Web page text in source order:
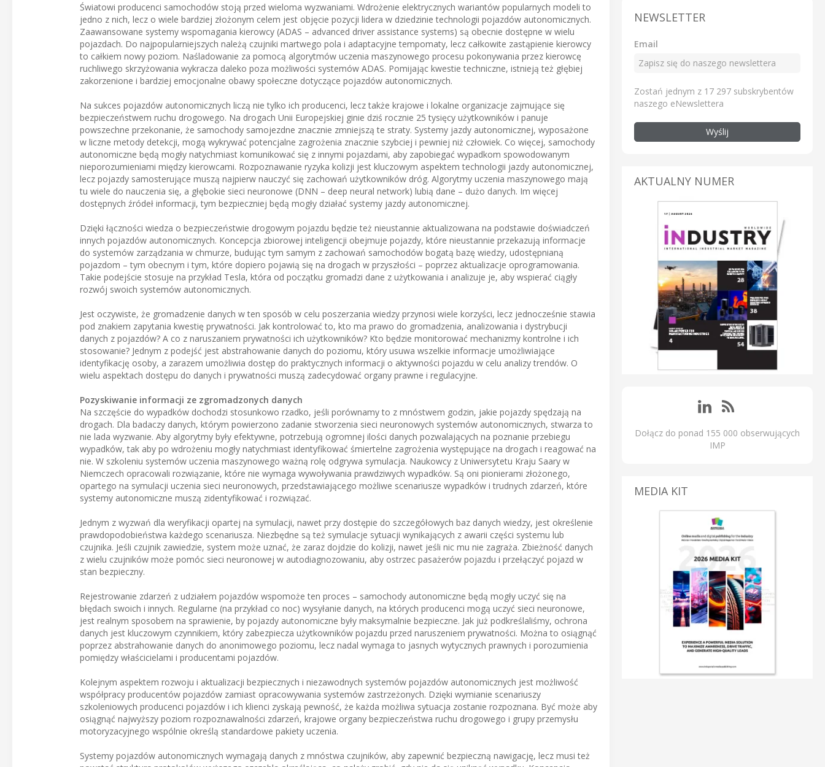
Światowi producenci samochodów stoją przed wieloma wyzwaniami. Wdrożenie elektrycznych wariantów popularnych modeli to
jedno z nich, lecz o wiele bardziej złożonym celem jest objęcie pozycji lidera w dziedzinie technologii pojazdów autonomicznych.
Zaawansowane systemy wspomagania kierowcy (ADAS – advanced driver assistance systems) są obecnie dostępne w wielu
pojazdach. Do najpopularniejszych należą czujniki martwego pola i adaptacyjne tempomaty, lecz całkowite zastąpienie kierowcy
to całkiem nowy poziom. Naśladowanie za pomocą algorytmów uczenia maszynowego procesu pokonywania przez kierowcę
ruchliwego skrzyżowania wykracza daleko poza możliwości systemów ADAS. Pomijając kwestie techniczne, istnieją też głębiej
zakorzenione i bardziej emocjonalne obawy społeczne dotyczące pojazdów autonomicznych.
Na sukces pojazdów autonomicznych liczą nie tylko ich producenci, lecz także krajowe i lokalne organizacje zajmujące się
bezpieczeństwem ruchu drogowego. Na drogach Unii Europejskiej ginie dziś rocznie 25 tysięcy użytkowników i panuje
powszechne przekonanie, że samochody samojezdne znacznie zmniejszą te straty. Systemy jazdy autonomicznej, wyposażone
w liczne metody detekcji, mogą wykrywać potencjalne zagrożenia znacznie szybciej i pewniej niż człowiek. Co więcej, samochody
autonomiczne będą mogły natychmiast komunikować się z innymi pojazdami, aby zapobiegać wypadkom spowodowanym
nieporozumieniami między kierowcami. Rozpoznawanie ryzyka kolizji jest kluczowym aspektem technologii jazdy autonomicznej,
lecz pojazdy samosterujące muszą najpierw nauczyć się zachowań użytkowników dróg. Algorytmy uczenia maszynowego mają
tu wiele do nauczenia się, a głębokie sieci neuronowe (DNN – deep neural network) lubią dane – dużo danych. Im więcej
dostępnych źródeł informacji, tym bezpieczniej będą mogły działać systemy jazdy autonomicznej.
Dzięki łączności wiedza o bezpieczeństwie drogowym pojazdu będzie też nieustannie aktualizowana na podstawie doświadczeń
innych pojazdów autonomicznych. Koncepcja zbiorowej inteligencji obejmuje pojazdy, które nieustannie przekazują informacje
do systemów zarządzania w chmurze, budując tym samym z zachowań samochodów bogatą bazę wiedzy, udostępnianą
pojazdom – tym obecnym i tym, które dopiero pojawią się na drogach w przyszłości – poprzez aktualizacje oprogramowania.
Takie podejście stosuje na przykład Tesla, która od początku gromadzi dane z użytkowania i analizuje je, aby wspierać ciągły
rozwój swoich systemów autonomicznych.
Jest oczywiste, że gromadzenie danych w ten sposób w celu poszerzania wiedzy przynosi wiele korzyści, lecz jednocześnie stawia
pod znakiem zapytania kwestię prywatności. Jak kontrolować to, kto ma prawo do gromadzenia, analizowania i dystrybucji
danych z pojazdów? A co z naruszaniem prywatności ich użytkowników? Kto będzie monitorować mechanizmy kontrolne i ich
stosowanie? Jednym z podejść jest abstrahowanie danych do poziomu, który usuwa wszelkie informacje umożliwiające
identyfikację osoby, a zarazem umożliwia dostęp do praktycznych informacji o aktywności pojazdu w celu analizy trendów. O
wielu aspektach dostępu do danych i prywatności muszą zadecydować organy prawne i regulacyjne.
Pozyskiwanie informacji ze zgromadzonych danych
Na szczęście do wypadków dochodzi stosunkowo rzadko, jeśli porównamy to z mnóstwem godzin, jakie pojazdy spędzają na
drogach. Dla badaczy danych, którym powierzono zadanie stworzenia sieci neuronowych systemów autonomicznych, stwarza to
nie lada wyzwanie. Aby algorytmy były efektywne, potrzebują ogromnej ilości danych pozwalających na poznanie przebiegu
wypadków, tak aby po wdrożeniu mogły natychmiast identyfikować śmiertelne zagrożenia występujące na drogach i reagować na
nie. W szkoleniu systemów uczenia maszynowego ważną rolę odgrywa symulacja. Naukowcy z Uniwersytetu Kraju Saary w
Niemczech opracowali rozwiązanie, które nie wymaga wywoływania prawdziwych wypadków. Są oni pionierami złożonego,
opartego na symulacji uczenia sieci neuronowych, przedstawiającego możliwe scenariusze wypadków i trudnych zdarzeń, które
systemy autonomiczne muszą zidentyfikować i rozwiązać.
Jednym z wyzwań dla weryfikacji opartej na symulacji, nawet przy dostępie do szczegółowych baz danych wiedzy, jest określenie
prawdopodobieństwa każdego scenariusza. Niezbędne są też symulacje sytuacji wynikających z awarii części systemu lub
czujnika. Jeśli czujnik zawiedzie, system może uznać, że zaraz dojdzie do kolizji, nawet jeśli nic mu nie zagraża. Zbieżność danych
z wielu czujników może pomóc sieci neuronowej w autodiagnozowaniu, aby ostrzec pasażerów pojazdu i przełączyć pojazd w
stan bezpieczny.
Rejestrowanie zdarzeń z udziałem pojazdów wspomoże ten proces – samochody autonomiczne będą mogły uczyć się na
błędach swoich i innych. Regularne (na przykład co noc) wysyłanie danych, na których producenci mogą uczyć sieci neuronowe,
jest realnym sposobem na sprawienie, by pojazdy autonomiczne były maksymalnie bezpieczne. Jak już podkreślaliśmy, ochrona
danych jest kluczowym czynnikiem, który zabezpiecza użytkowników pojazdu przed naruszeniem prywatności. Można to osiągnąć
poprzez abstrahowanie danych do anonimowego poziomu, lecz nadal wymaga to jasnych wytycznych prawnych i porozumienia
pomiędzy właścicielami i producentami pojazdów.
Kolejnym aspektem rozwoju i aktualizacji bezpiecznych i niezawodnych systemów pojazdów autonomicznych jest możliwość
współpracy producentów pojazdów zamiast opracowywania systemów zastrzeżonych. Dzięki wymianie scenariuszy
szkoleniowych producenci pojazdów i ich klienci zyskają pewność, że każda możliwa sytuacja zostanie rozpoznana. Być może aby
osiągnąć najwyższy poziom rozpoznawalności zdarzeń, krajowe organy bezpieczeństwa ruchu drogowego i grupy przemysłu
motoryzacyjnego wspólnie określą standardowe pakiety uczenia.
Systemy pojazdów autonomicznych wymagają danych z mnóstwa czujników, aby zapewnić bezpieczną nawigację, lecz musi też
NEWSLETTER
Email
Zostań jednym z 17 297 subskrybentów
naszego eNewslettera
Wyślij
AKTUALNY NUMER
Dołącz do ponad 155 000 obserwujących
IMP
MEDIA KIT